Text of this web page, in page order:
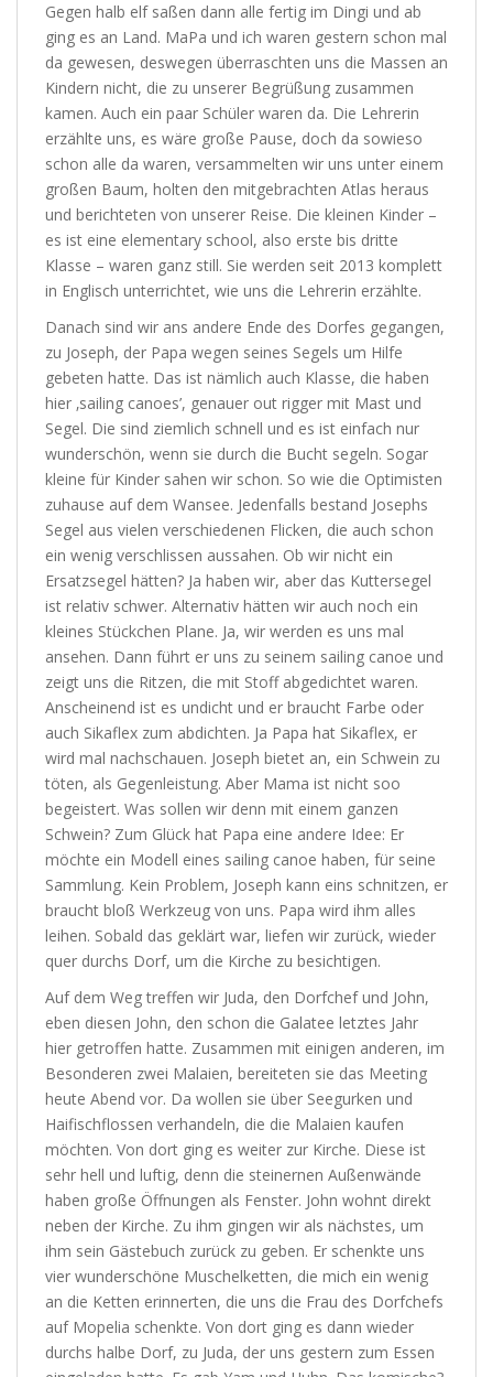
Gegen halb elf saßen dann alle fertig im Dingi und ab
ging es an Land. MaPa und ich waren gestern schon mal
da gewesen, deswegen überraschten uns die Massen an
Kindern nicht, die zu unserer Begrüßung zusammen
kamen. Auch ein paar Schüler waren da. Die Lehrerin
erzählte uns, es wäre große Pause, doch da sowieso
schon alle da waren, versammelten wir uns unter einem
großen Baum, holten den mitgebrachten Atlas heraus
und berichteten von unserer Reise. Die kleinen Kinder –
es ist eine elementary school, also erste bis dritte
Klasse – waren ganz still. Sie werden seit 2013 komplett
in Englisch unterrichtet, wie uns die Lehrerin erzählte.
Danach sind wir ans andere Ende des Dorfes gegangen,
zu Joseph, der Papa wegen seines Segels um Hilfe
gebeten hatte. Das ist nämlich auch Klasse, die haben
hier ‚sailing canoes’, genauer out rigger mit Mast und
Segel. Die sind ziemlich schnell und es ist einfach nur
wunderschön, wenn sie durch die Bucht segeln. Sogar
kleine für Kinder sahen wir schon. So wie die Optimisten
zuhause auf dem Wansee. Jedenfalls bestand Josephs
Segel aus vielen verschiedenen Flicken, die auch schon
ein wenig verschlissen aussahen. Ob wir nicht ein
Ersatzsegel hätten? Ja haben wir, aber das Kuttersegel
ist relativ schwer. Alternativ hätten wir auch noch ein
kleines Stückchen Plane. Ja, wir werden es uns mal
ansehen. Dann führt er uns zu seinem sailing canoe und
zeigt uns die Ritzen, die mit Stoff abgedichtet waren.
Anscheinend ist es undicht und er braucht Farbe oder
auch Sikaflex zum abdichten. Ja Papa hat Sikaflex, er
wird mal nachschauen. Joseph bietet an, ein Schwein zu
töten, als Gegenleistung. Aber Mama ist nicht soo
begeistert. Was sollen wir denn mit einem ganzen
Schwein? Zum Glück hat Papa eine andere Idee: Er
möchte ein Modell eines sailing canoe haben, für seine
Sammlung. Kein Problem, Joseph kann eins schnitzen, er
braucht bloß Werkzeug von uns. Papa wird ihm alles
leihen. Sobald das geklärt war, liefen wir zurück, wieder
quer durchs Dorf, um die Kirche zu besichtigen.
Auf dem Weg treffen wir Juda, den Dorfchef und John,
eben diesen John, den schon die Galatee letztes Jahr
hier getroffen hatte. Zusammen mit einigen anderen, im
Besonderen zwei Malaien, bereiteten sie das Meeting
heute Abend vor. Da wollen sie über Seegurken und
Haifischflossen verhandeln, die die Malaien kaufen
möchten. Von dort ging es weiter zur Kirche. Diese ist
sehr hell und luftig, denn die steinernen Außenwände
haben große Öffnungen als Fenster. John wohnt direkt
neben der Kirche. Zu ihm gingen wir als nächstes, um
ihm sein Gästebuch zurück zu geben. Er schenkte uns
vier wunderschöne Muschelketten, die mich ein wenig
an die Ketten erinnerten, die uns die Frau des Dorfchefs
auf Mopelia schenkte. Von dort ging es dann wieder
durchs halbe Dorf, zu Juda, der uns gestern zum Essen